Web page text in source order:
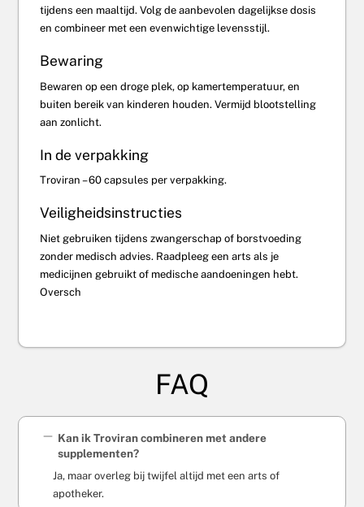
tijdens een maaltijd. Volg de aanbevolen dagelijkse dosis
en combineer met een evenwichtige levensstijl.
Bewaring
Bewaren op een droge plek, op kamertemperatuur, en
buiten bereik van kinderen houden. Vermijd blootstelling
aan zonlicht.
In de verpakking
Troviran – 60 capsules per verpakking.
Veiligheidsinstructies
Niet gebruiken tijdens zwangerschap of borstvoeding
zonder medisch advies. Raadpleeg een arts als je
medicijnen gebruikt of medische aandoeningen hebt.
Oversch
FAQ
Kan ik Troviran combineren met andere
supplementen?
Ja, maar overleg bij twijfel altijd met een arts of
apotheker.